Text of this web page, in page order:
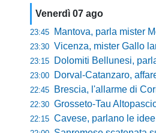
Venerdì 07 ago
23:45 Mantova, parla mister Modesto dopo il
23:30 Vicenza, mister Gallo lancia la sfida: «Ci
23:15 Dolomiti Bellunesi, parla Lattanzio:
23:00 Dorval-Catanzaro, affare in
22:45 Brescia, l'allarme di Corini: «Ci
22:30 Grosseto-Tau Altopascio 2-2: il
22:15 Cavese, parlano le idee di Masitto: